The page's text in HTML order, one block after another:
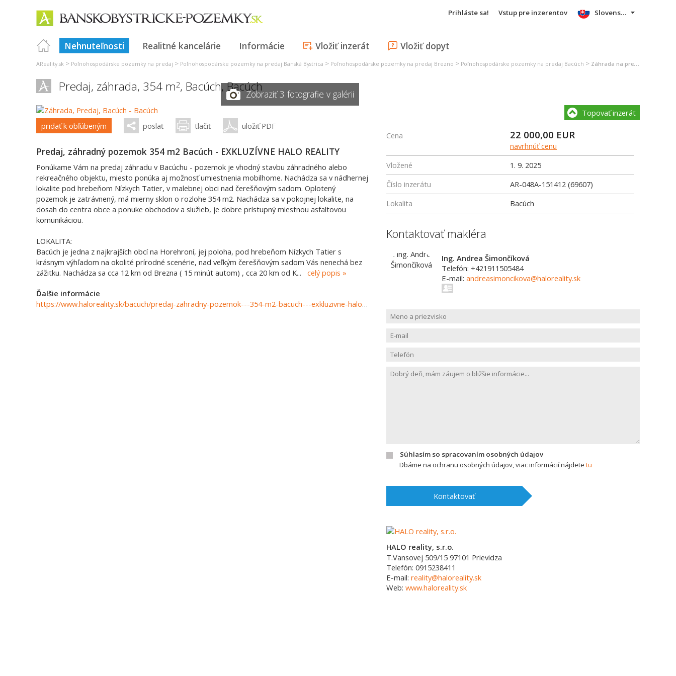
Prihláste sa! Vstup pre inzerentov
Nehnuteľnosti Realitné kancelárie Informácie Vložiť inzerát Vložiť dopyt
Slovensky
AReality.sk > Poľnohospodárske pozemky na predaj > Poľnohospodárske pozemky na predaj Banská Bystrica > Poľnohospodárske pozemky na predaj Brezno > Poľnohospodárske pozemky na predaj Bacúch > Záhrada na predaj Bacúch
Predaj, záhrada, 354 m2, Bacúch,BacúchZobraziť 3 fotografie v galérii
pridať k obľúbeným poslať tlačiť uložiť PDF
Predaj, záhradný pozemok 354 m2 Bacúch - EXKLUZÍVNE HALO REALITY
Ponúkame Vám na predaj záhradu v Bacúchu - pozemok je vhodný stavbu záhradného alebo
rekreačného objektu, miesto ponúka aj možnosť umiestnenia mobilhome. Nachádza sa v nádhernej
lokalite pod hrebeňom Nízkych Tatier, v malebnej obci nad čerešňovým sadom. Oplotený
pozemok je zatrávnený, má mierny sklon o rozlohe 354 m2. Nachádza sa v pokojnej lokalite, na
dosah do centra obce a ponuke obchodov a služieb, je dobre prístupný miestnou asfaltovou
komunikáciou.
LOKALITA:
Bacúch je jedna z najkrajších obcí na Horehroní, jej poloha, pod hrebeňom Nízkych Tatier s
krásnym výhľadom na okolité prírodné scenérie, nad veľkým čerešňovým sadom Vás nenechá bez
zážitku. Nachádza sa cca 12 km od Brezna ( 15 minút autom) , cca 20 km od K... celý popis
Ďalšie informácie
https://www.haloreality.sk/bacuch/predaj-zahradny-pozemok---354-m2-bacuch---exkluzivne-halo-reality/69607
Topovať inzerát
Cena 22 000,00 EUR
navrhnúť cenu
Vložené
1. 9. 2025
Číslo inzerátu
AR-048A-151412 (69607)
Lokalita
Bacúch
Kontaktovať makléra
Ing. Andrea Šimončíková
Telefón: +421911505484
E-mail: andreasimoncikova@haloreality.sk
Súhlasím so spracovaním osobných údajov
Dbáme na ochranu osobných údajov, viac informácií nájdete tu
Kontaktovať
HALO reality, s.r.o.
T.Vansovej 509/15 97101 Prievidza
Telefón: 0915238411
E-mail: reality@haloreality.sk
Web: www.haloreality.sk